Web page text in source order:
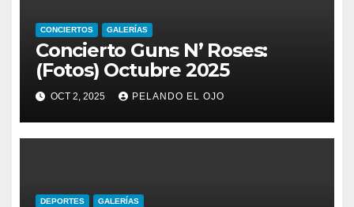
CONCIERTOS GALERÍAS
Concierto Guns N’ Roses:
(Fotos) Octubre 2025
OCT 2, 2025 PELANDO EL OJO
DEPORTES GALERÍAS